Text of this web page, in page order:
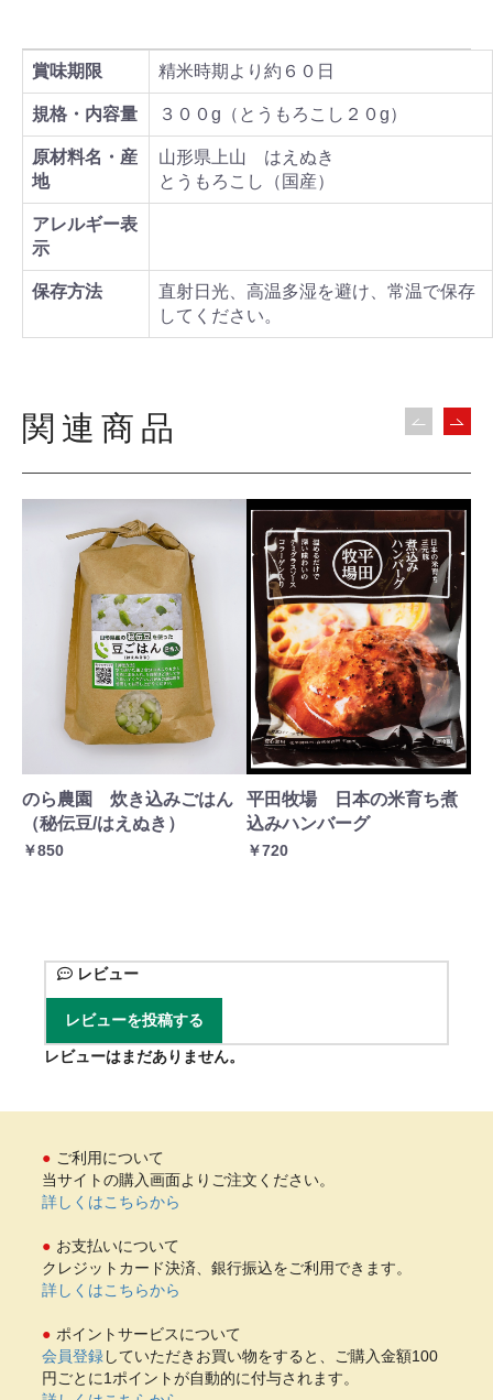
賞味期限 精米時期より約６０日
規格・内容量 ３００g（とうもろこし２０g）
原材料名・産
地
山形県上山 はえぬき
とうもろこし（国産）
アレルギー表
示
保存方法
直射日光、高温多湿を避け、常温で保存
してください。
関連商品
のら農園 炊き込みごはん
（秘伝豆/はえぬき）
￥850
平田牧場 日本の米育ち煮
込みハンバーグ
￥720
レビュー
レビューを投稿する
レビューはまだありません。
ご利用について
当サイトの購入画面よりご注文ください。
詳しくはこちらから
お支払いについて
クレジットカード決済、銀行振込をご利用できます。
詳しくはこちらから
ポイントサービスについて
会員登録していただきお買い物をすると、ご購入金額100
円ごとに1ポイントが自動的に付与されます。